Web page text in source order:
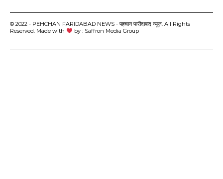
© 2022 - PEHCHAN FARIDABAD NEWS - पहचान फरीदाबाद न्यूज़. All Rights
Reserved. Made with
by : Saffron Media Group